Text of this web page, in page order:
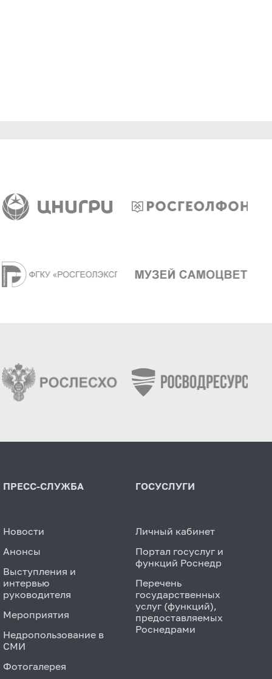
ПРЕСС-СЛУЖБА
Новости
Анонсы
Выступления и
интервью
руководителя
Мероприятия
Недропользование в
СМИ
Фотогалерея
ГОСУСЛУГИ
Личный кабинет
Портал госуслуг и
функций Роснедр
Перечень
государственных
услуг (функций),
предоставляемых
Роснедрами